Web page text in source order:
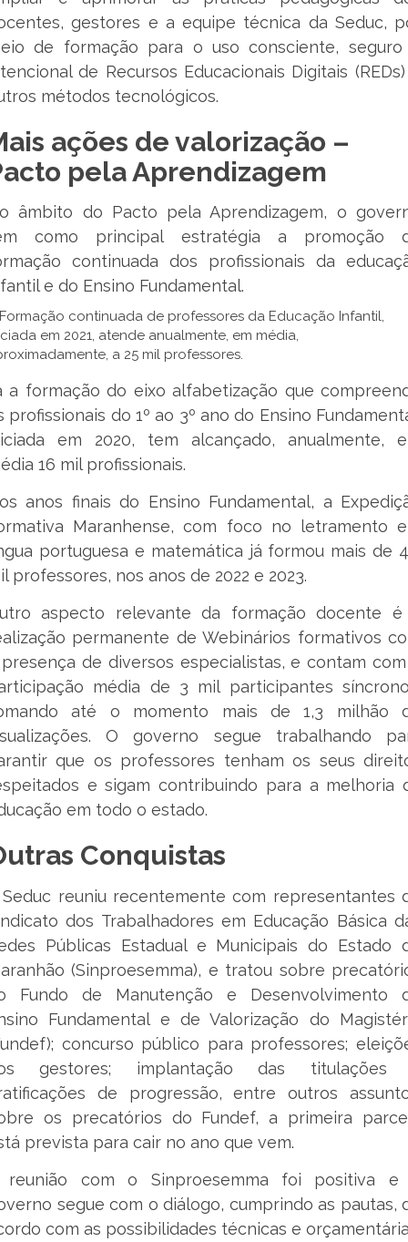
gestores e a equipe técnica da Seduc,
de formação para o uso consciente,
de Recursos Educacionais Digitais
métodos tecnológicos.
ações de valorização –
pela Aprendizagem
âmbito do Pacto pela Aprendizagem, o
como principal estratégia a promoção
continuada dos profissionais da
e do Ensino Fundamental.
continuada de professores da Educação Infantil,
em 2021, atende anualmente, em média,
a 25 mil professores.
a formação do eixo alfabetização que
profissionais do 1º ao 3º ano do Ensino
em 2020, tem alcançado, anualmente,
16 mil profissionais.
anos finais do Ensino Fundamental, a
Maranhense, com foco no letramento
portuguesa e matemática já formou mais de
professores, nos anos de 2022 e 2023.
aspecto relevante da formação docente
permanente de Webinários formativos
de diversos especialistas, e contam
média de 3 mil participantes
até o momento mais de 1,3 milhão
O governo segue trabalhando
que os professores tenham os seus
e sigam contribuindo para a melhoria
em todo o estado.
Conquistas
Seduc reuniu recentemente com representantes
dos Trabalhadores em Educação Básica
Públicas Estadual e Municipais do Estado
(Sinproesemma), e tratou sobre
Fundo de Manutenção e Desenvolvimento
Fundamental e de Valorização do
concurso público para professores;
gestores; implantação das titulações
de progressão, entre outros
os precatórios do Fundef, a primeira
prevista para cair no ano que vem.
reunião com o Sinproesemma foi positiva e
segue com o diálogo, cumprindo as pautas,
com as possibilidades técnicas e